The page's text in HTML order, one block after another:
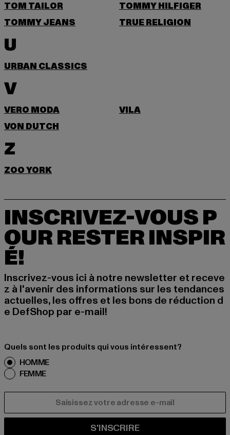
TOM TAILOR
TOMMY HILFIGER
TOMMY JEANS
TRUE RELIGION
U
URBAN CLASSICS
V
VERO MODA
VILA
VON DUTCH
Z
ZOO YORK
INSCRIVEZ-VOUS P
OUR RESTER INSPIR
É!
Inscrivez-vous ici à notre newsletter et receve
z à l'avenir des informations sur les tendances
actuelles, les offres et les bons de réduction d
e DefShop par e-mail!
Quels sont les produits qui vous intéressent?
HOMME
FEMME
S'INSCRIRE